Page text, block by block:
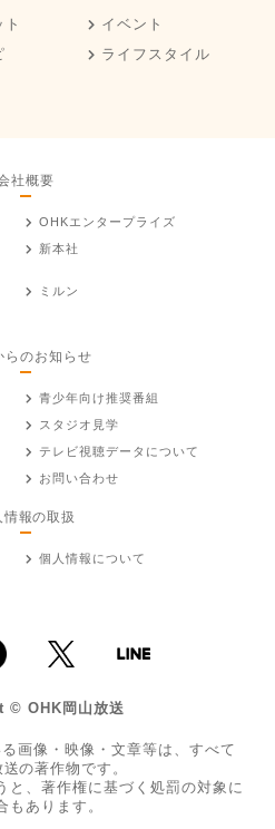
ト
イベント
ライフスタイル
社概要
OHKエンタープライズ
新本社
ミルン
らのお知らせ
青少年向け推奨番組
スタジオ見学
テレビ視聴データについて
お問い合わせ
情報の取扱
個人情報について
OHK岡山放送
画像・映像・文章等は、すべて
の著作物です。
と、著作権に基づく処罰の対象に
もあります。